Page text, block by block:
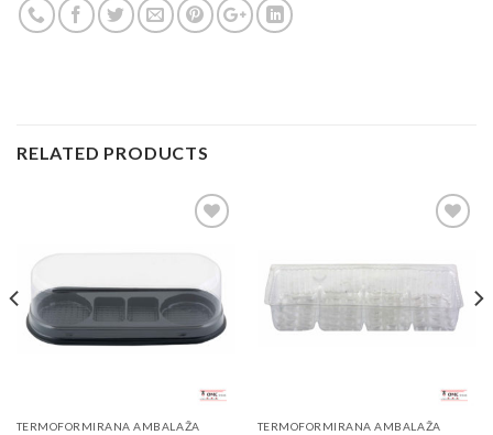
RELATED PRODUCTS
Wishlist
TERMOFORMIRANA AMBALAŽA TERMOFORMIRANA AMBALAŽA